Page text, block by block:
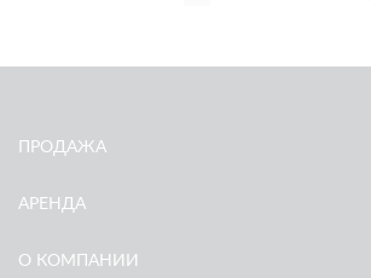
ПРОДАЖА
АРЕНДА
О КОМПАНИИ